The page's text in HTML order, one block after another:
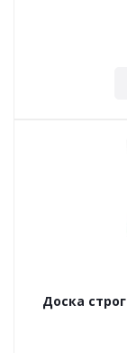
Доска